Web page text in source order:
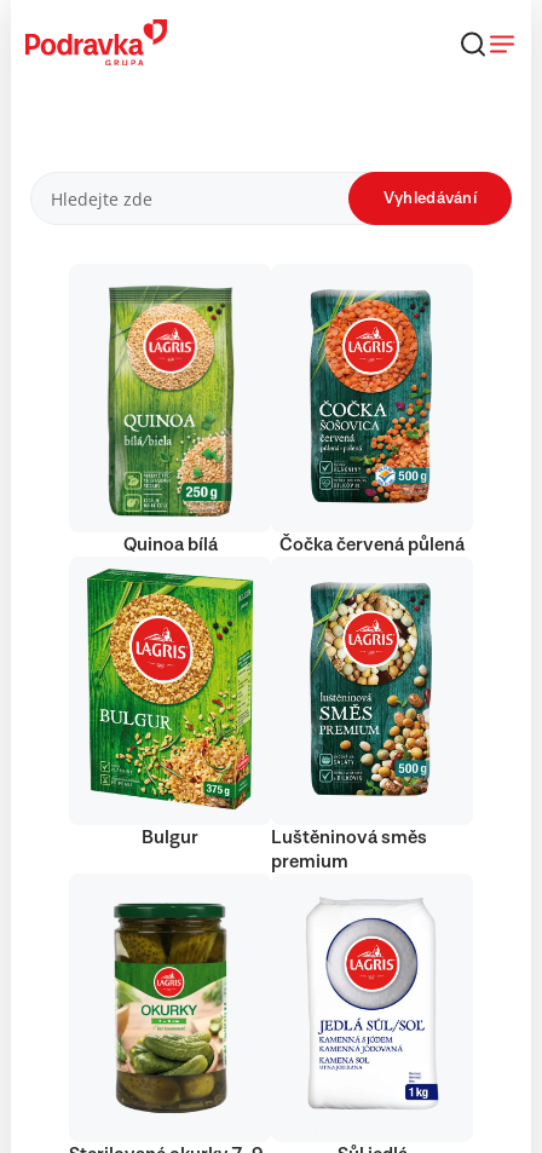
obsahu
Produkty Vyhledávání
Quinoa bílá Čočka červená půlená
Bulgur
Luštěninová směs
premium